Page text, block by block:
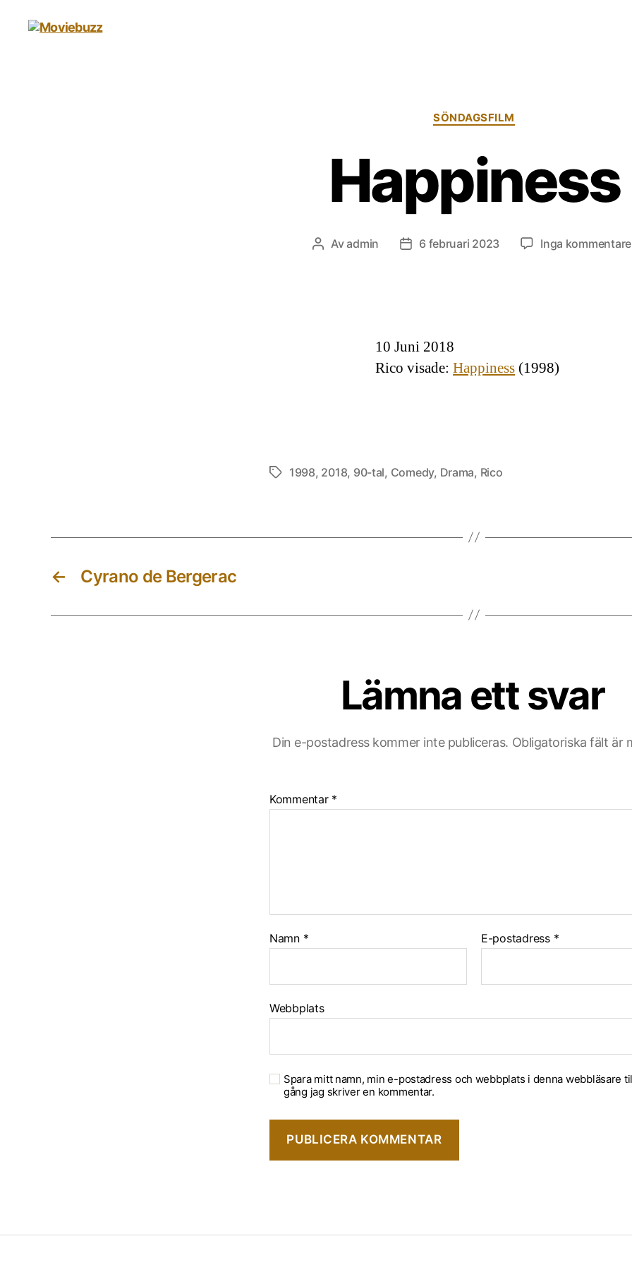
Kategorier
SÖNDAGSFILM
Happiness
Inläggsförfattare
Avadmin Inläggsdatum
6 februari 2023 Inga
10 Juni 2018
Rico visade: Happiness (1998)
Etiketter
1998, 2018, 90-tal, Comedy, Drama, Rico
← Cyrano de Bergerac
Lämna ett svar
Din e-postadress kommer inte publiceras. Obligatoriska fält är
Kommentar *
Namn * E-postadress *
Webbplats
Spara mitt namn, min e-postadress och webbplats i denna webbläsare
gång jag skriver en kommentar.